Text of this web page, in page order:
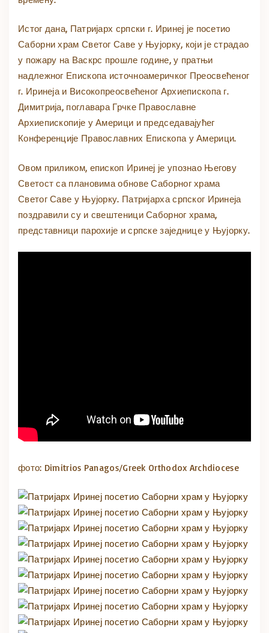
Истог дана, Патријарх српски г. Иринеј је посетио
Саборни храм Светог Саве у Њујорку, који је страдао
у пожару на Васкрс прошле године, у пратњи
надлежног Епископа источноамеричког Преосвећеног
г. Иринеја и Високопреосвећеног Архиепископа г.
Димитрија, поглавара Грчке Православне
Архиепископије у Америци и председавајућег
Конференције Православних Епископа у Америци.
Овом приликом, епископ Иринеј је упознао Његову
Светост са плановима обнове Саборног храма
Светог Саве у Њујорку. Патријарха српског Иринеја
поздравили су и свештеници Саборног храма,
представници парохије и српске заједнице у Њујорку.
фото: Dimitrios Panagos/Greek Orthodox Archdiocese